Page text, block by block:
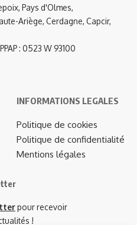
Pays d'Olmes,
Ariège, Cerdagne, Capcir,
: 0523 W 93100
INFORMATIONS LEGALES
Politique de cookies
Politique de confidentialité
Mentions légales
pour recevoir
!